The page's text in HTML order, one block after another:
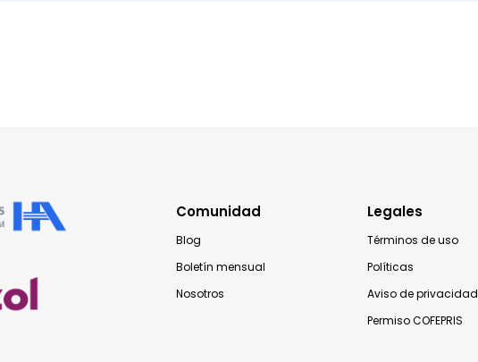
Comunidad
Blog
Boletín mensual
Nosotros
Legales
Términos de uso
Políticas
Aviso de privacidad
Permiso COFEPRIS